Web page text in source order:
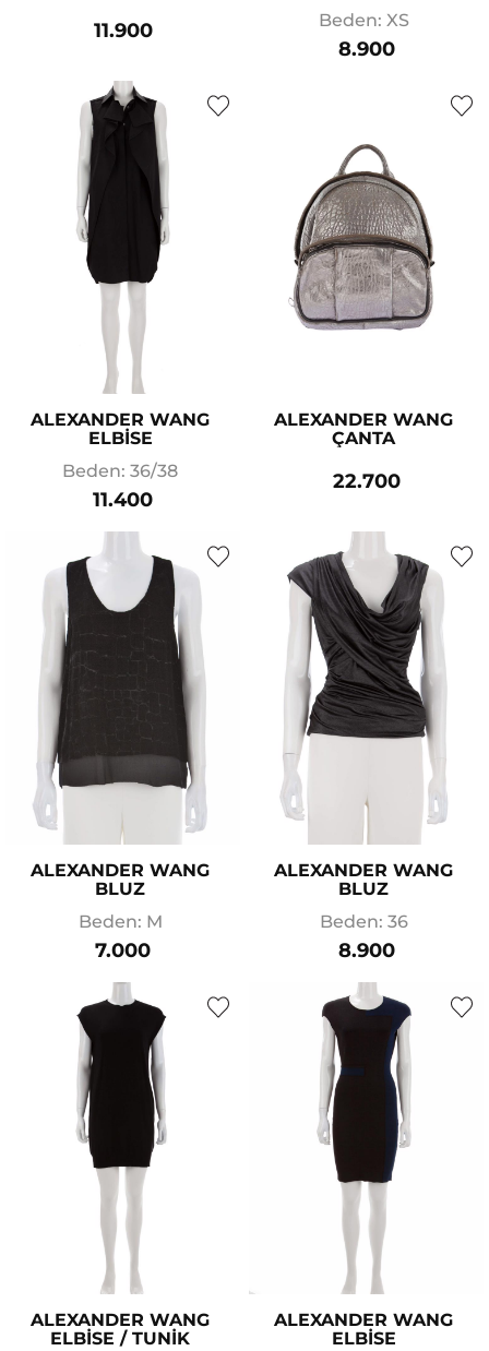
11.900
Beden: XS
8.900
ALEXANDER WANG
ELBİSE
Beden: 36/38
11.400
ALEXANDER WANG
ÇANTA
22.700
ALEXANDER WANG
BLUZ
Beden: M
7.000
ALEXANDER WANG
BLUZ
Beden: 36
8.900
ALEXANDER WANG
ELBİSE / TUNİK
ALEXANDER WANG
ELBİSE